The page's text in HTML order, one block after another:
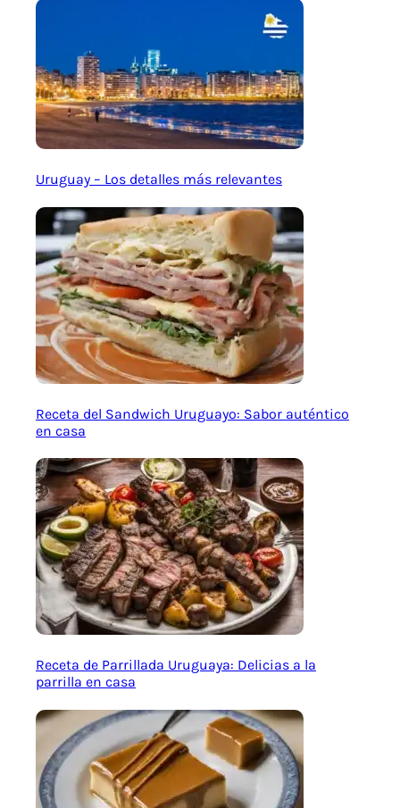
Uruguay – Los detalles más relevantes
Receta del Sandwich Uruguayo: Sabor auténtico
en casa
Receta de Parrillada Uruguaya: Delicias a la
parrilla en casa